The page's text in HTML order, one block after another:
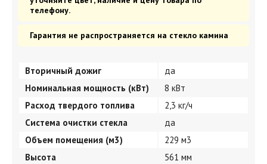
телефону.
Гарантия не распространяется на стекло камина
Вторичный дожиг
да
Номинальная мощность (кВт)
8 кВт
Расход твердого топлива
2,3 кг/ч
Система очистки стекла
да
Объем помещения (м3)
229 м3
Высота
561 мм